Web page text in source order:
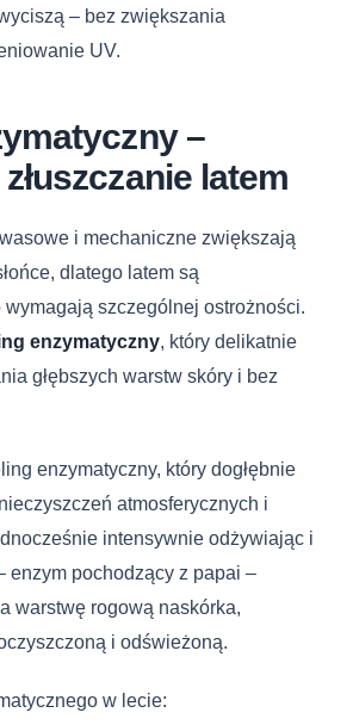
– bez zwiększania
UV.
–
latem
i mechaniczne zwiększają
dlatego latem są
szczególnej ostrożności.
enzymatyczny, który delikatnie
głębszych warstw skóry i bez
enzymatyczny, który dogłębnie
atmosferycznych i
intensywnie odżywiając i
enzym pochodzący z papai –
warstwę rogową naskórka,
i odświeżoną.
w lecie: